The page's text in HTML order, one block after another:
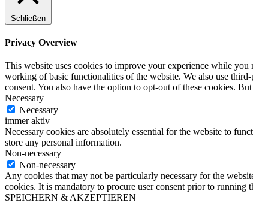
Schließen
Privacy Overview
This website uses cookies to improve your experience while you
working of basic functionalities of the website. We also use
consent. You also have the option to opt-out of these cookies.
Necessary
Necessary
immer aktiv
Necessary cookies are absolutely essential for the website to
store any personal information.
Non-necessary
Non-necessary
Any cookies that may not be particularly necessary for the
cookies. It is mandatory to procure user consent prior to running
SPEICHERN & AKZEPTIEREN